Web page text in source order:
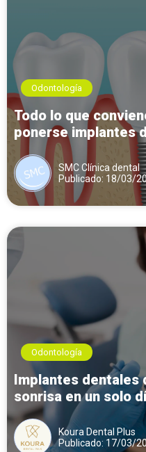
Odontología
Todo lo que
ponerse implantes
SMC Clínica dental
Publicado: 18/03/
Odontología
Implantes dentales
sonrisa en un solo
Koura Dental Plus
Publicado: 17/03/